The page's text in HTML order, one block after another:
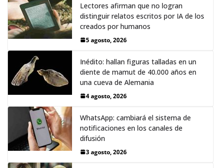
Lectores afirman que no logran
distinguir relatos escritos por IA de los
creados por humanos
5 agosto, 2026
Inédito: hallan figuras talladas en un
diente de mamut de 40.000 años en
una cueva de Alemania
4 agosto, 2026
WhatsApp: cambiará el sistema de
notificaciones en los canales de
difusión
3 agosto, 2026